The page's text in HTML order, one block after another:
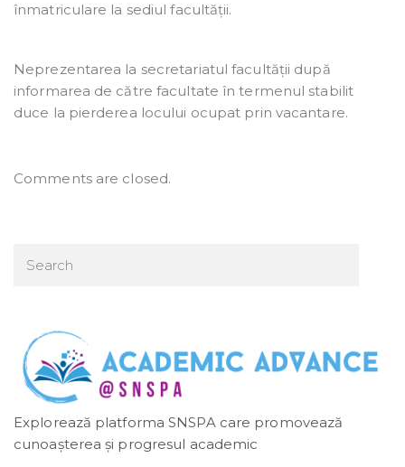
înmatriculare la sediul facultății.
Neprezentarea la secretariatul facultății după
informarea de către facultate în termenul stabilit
duce la pierderea locului ocupat prin vacantare.
Comments are closed.
Explorează platforma SNSPA care promovează
cunoașterea și progresul academic